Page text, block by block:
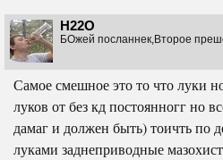
H22O
БОжей посланнек,Второе
Самое смешное это то что луки
луков от без кд постоянногг но
дамаг и должен быть) тоичть по
луками заднеприводные